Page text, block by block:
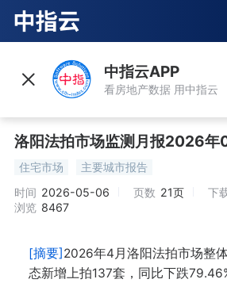
中指云APP
看房地产数据 用中指云
洛阳法拍市场监测月报2026年
住宅市场
主要城市报告
时间 2026-05-06 页数 21页 下
浏览 8467
[摘要]2026年4月洛阳法拍市场整
态新增上拍137套，同比下跌